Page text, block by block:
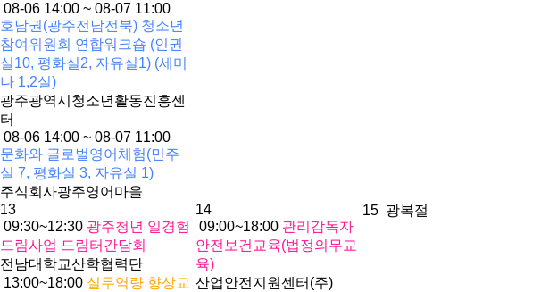
08-06 14:00 ~ 08-07 11:00
호남권(광주전남전북) 청소년
참여위원회 연합워크숍 (인권
실10, 평화실2, 자유실1) (세미
나 1,2실)
광주광역시청소년활동진흥센
터
08-06 14:00 ~ 08-07 11:00
문화와 글로벌영어체험(민주
실 7, 평화실 3, 자유실 1)
주식회사광주영어마을
13
09:30~12:30 광주청년 일경험
드림사업 드림터간담회
전남대학교산학협력단
13:00~18:00 실무역량 향상교
14
09:00~18:00 관리감독자
안전보건교육(법정의무교
육)
산업안전지원센터(주)
15 광복절